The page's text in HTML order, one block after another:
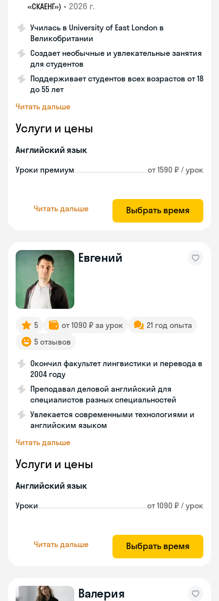
«СКАЕНГ») • 2026 г.
Училась в University of East London в
Великобритании
Создает необычные и увлекательные занятия
для студентов
Поддерживает студентов всех возрастов от 18
до 55 лет
Читать дальше
Услуги и цены
Английский язык
Уроки премиум от 1590 ₽ / урок
Читать дальше Выбрать время
Евгений
5 от 1090 ₽ за урок
21 год опыта
5 отзывов
Окончил факультет лингвистики и перевода в
2004 году
Преподавал деловой английский для
специалистов разных специальностей
Увлекается современными технологиями и
английским языком
Читать дальше
Услуги и цены
Английский язык
Уроки от 1090 ₽ / урок
Читать дальше Выбрать время
Валерия